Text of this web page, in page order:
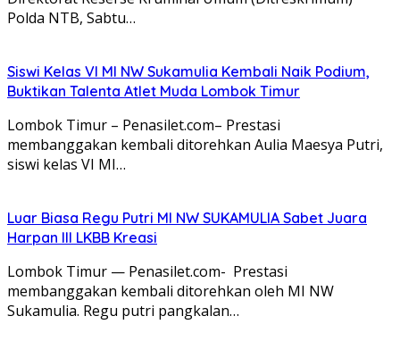
Polda NTB, Sabtu…
Siswi Kelas VI MI NW Sukamulia Kembali Naik Podium,
Buktikan Talenta Atlet Muda Lombok Timur
Lombok Timur – Penasilet.com– Prestasi
membanggakan kembali ditorehkan Aulia Maesya Putri,
siswi kelas VI MI…
Luar Biasa Regu Putri MI NW SUKAMULIA Sabet Juara
Harpan III LKBB Kreasi
Lombok Timur — Penasilet.com- Prestasi
membanggakan kembali ditorehkan oleh MI NW
Sukamulia. Regu putri pangkalan…